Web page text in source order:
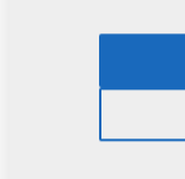
3002395